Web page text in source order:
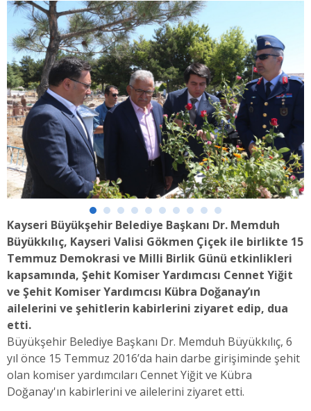
Kayseri Büyükşehir Belediye Başkanı Dr. Memduh
Büyükkılıç, Kayseri Valisi Gökmen Çiçek ile birlikte 15
Temmuz Demokrasi ve Milli Birlik Günü etkinlikleri
kapsamında, Şehit Komiser Yardımcısı Cennet Yiğit
ve Şehit Komiser Yardımcısı Kübra Doğanay’ın
ailelerini ve şehitlerin kabirlerini ziyaret edip, dua
etti.
Büyükşehir Belediye Başkanı Dr. Memduh Büyükkılıç, 6
yıl önce 15 Temmuz 2016’da hain darbe girişiminde şehit
olan komiser yardımcıları Cennet Yiğit ve Kübra
Doğanay'ın kabirlerini ve ailelerini ziyaret etti.